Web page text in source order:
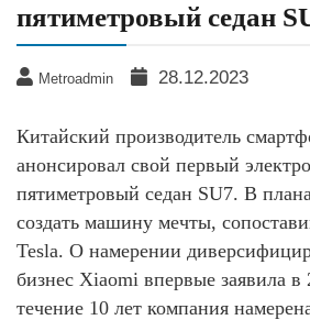
пятиметровый седан
Metroadmin 28.12.2023
Китайский производитель
анонсировал свой первый
пятиметровый седан SU7. В
создать машину мечты,
Tesla. О намерении
бизнес Xiaomi впервые заявила в
течение 10 лет компания